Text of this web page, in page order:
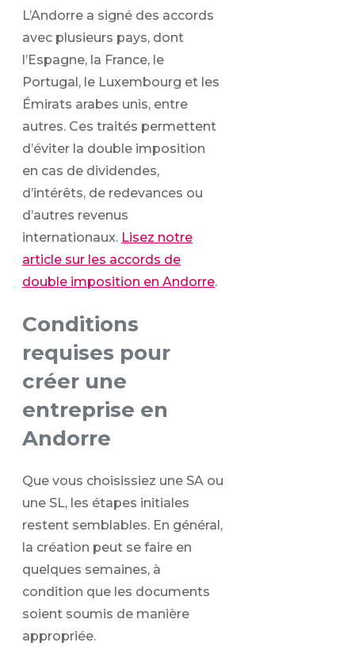
L’Andorre a signé des accords
avec plusieurs pays, dont
l’Espagne, la France, le
Portugal, le Luxembourg et les
Émirats arabes unis, entre
autres. Ces traités permettent
d’éviter la double imposition
en cas de dividendes,
d’intérêts, de redevances ou
d’autres revenus
internationaux. Lisez notre
article sur les accords de
double imposition en Andorre.
Conditions
requises pour
créer une
entreprise en
Andorre
Que vous choisissiez une SA ou
une SL, les étapes initiales
restent semblables. En général,
la création peut se faire en
quelques semaines, à
condition que les documents
soient soumis de manière
appropriée.